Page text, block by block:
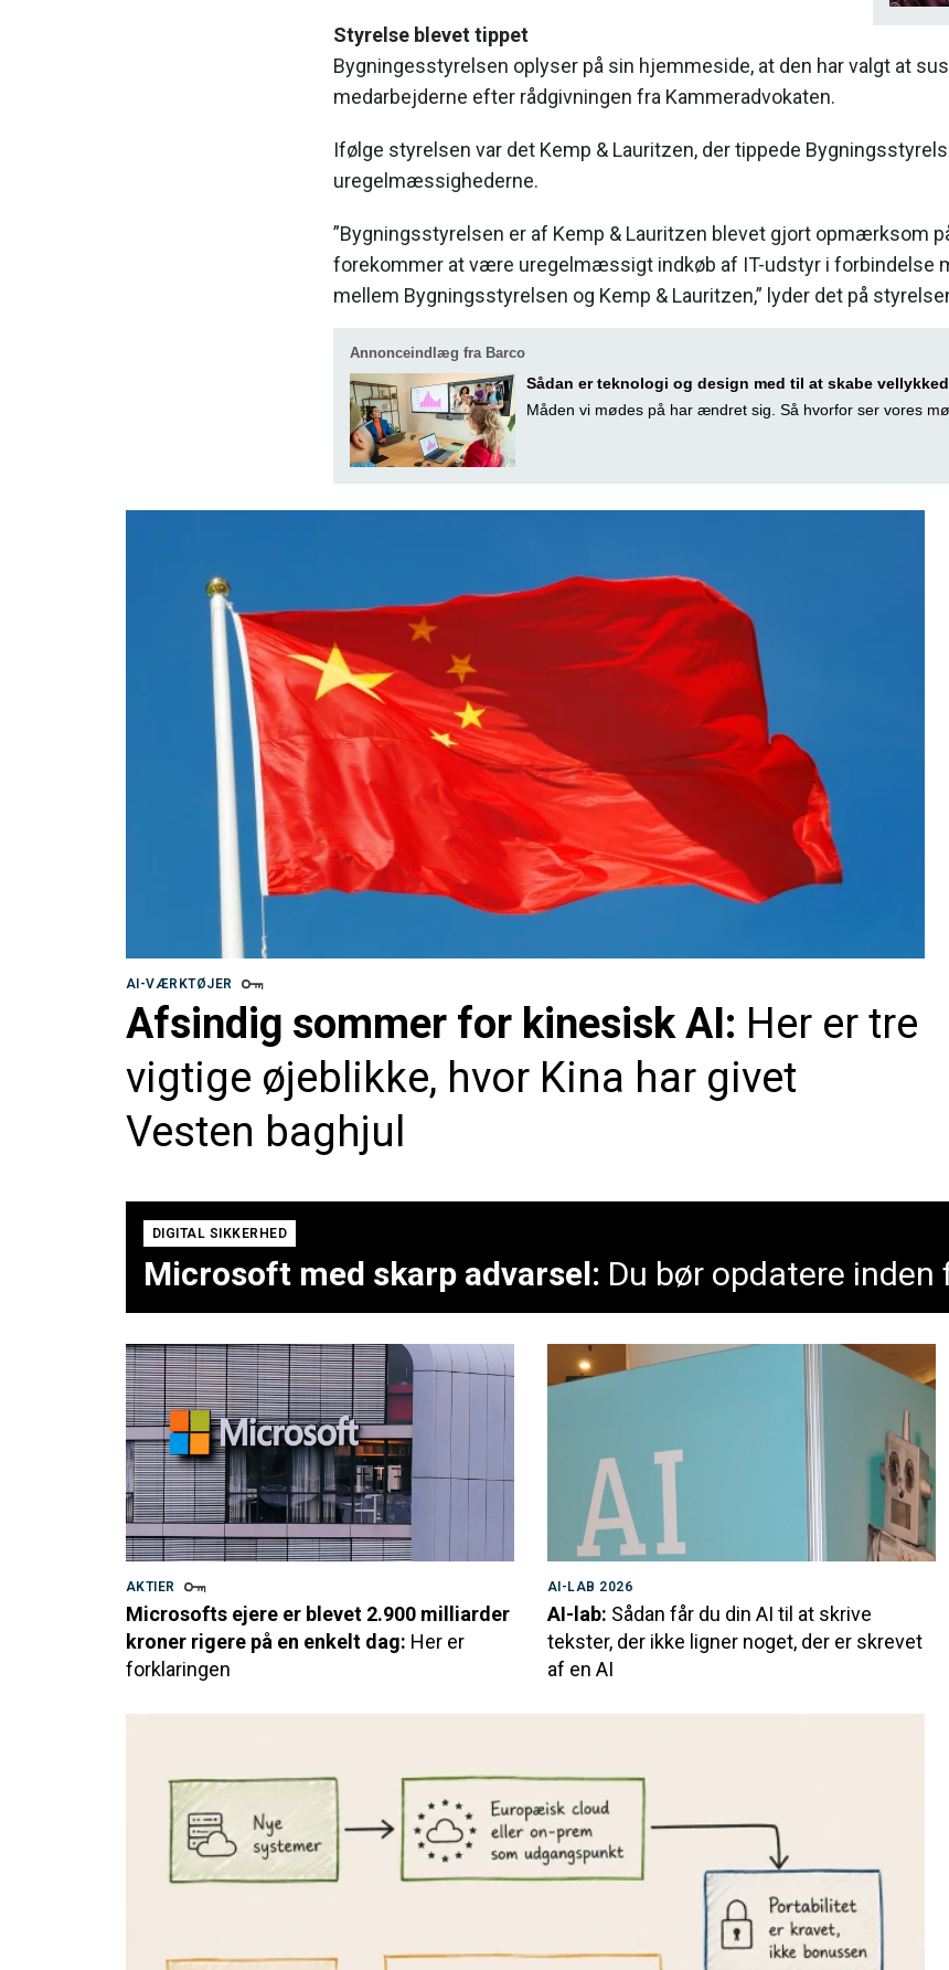
Styrelse blevet tippet
Bygningesstyrelsen oplyser på sin hjemmeside, at den har valgt at
medarbejderne efter rådgivningen fra Kammeradvokaten.
Ifølge styrelsen var det Kemp & Lauritzen, der tippede
uregelmæssighederne.
”Bygningsstyrelsen er af Kemp & Lauritzen blevet gjort opmærksom
forekommer at være uregelmæssigt indkøb af IT-udstyr i forbindelse
mellem Bygningsstyrelsen og Kemp & Lauritzen,” lyder det på
Annonceindlæg fra Barco
Sådan er teknologi og design med til at skabe
Måden vi mødes på har ændret sig. Så hvorfor ser vores
AI-VÆRKTØJER
Afsindig sommer for kinesisk AI: Her er tre
vigtige øjeblikke, hvor Kina har givet
Vesten baghjul
DIGITAL SIKKERHED
Microsoft med skarp advarsel: Du bør opdatere inden
AKTIER
Microsofts ejere er blevet 2.900 milliarder
kroner rigere på en enkelt dag: Her er
forklaringen
AI-LAB 2026
AI-lab: Sådan får du din AI til at skrive
tekster, der ikke ligner noget, der er skrevet
af en AI